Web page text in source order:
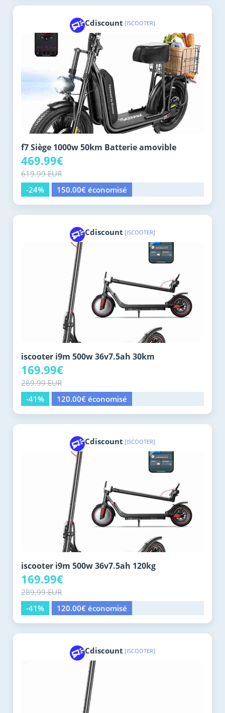
Cdiscount [ISCOOTER]
f7 Siège 1000w 50km Batterie amovible
469.99€
619.99 EUR
-24%
150.00€ économisé
Cdiscount [ISCOOTER]
iscooter i9m 500w 36v7.5ah 30km
169.99€
289.99 EUR
-41%
120.00€ économisé
Cdiscount [ISCOOTER]
iscooter i9m 500w 36v7.5ah 120kg
169.99€
289.99 EUR
-41%
120.00€ économisé
Cdiscount [ISCOOTER]